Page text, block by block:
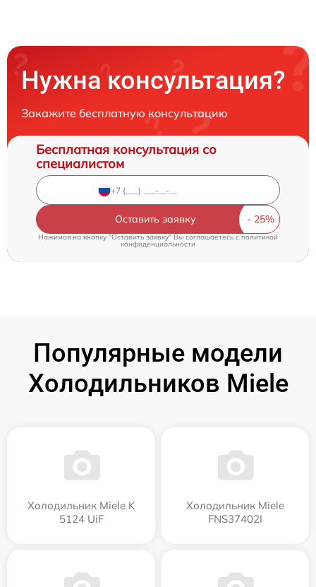
Нужна консультация?
Закажите бесплатную консультацию
Бесплатная консультация со
специалистом
Оставить заявку
Нажимая на кнопку "Оставить заявку" Вы соглашаетесь cполитикой
конфиденциальности
Популярные модели
Холодильников Miele
Холодильник Miele K
5124 UiF
Холодильник Miele
FNS37402I